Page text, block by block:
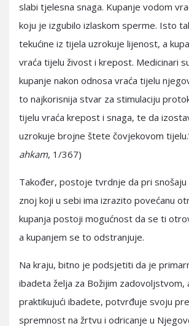
slabi tjelesna snaga. Kupanje vodom
koju je izgubilo izlaskom sperme. Isto
tekućine iz tijela uzrokuje lijenost, a
vraća tijelu živost i krepost. Medicinari
kupanje nakon odnosa vraća tijelu
to najkorisnija stvar za stimulaciju
tijelu vraća krepost i snaga, te da
uzrokuje brojne štete čovjekovom
ahkam, 1/367)
Također, postoje tvrdnje da pri snošaju
znoj koji u sebi ima izrazito povećanu
kupanja postoji mogućnost da se ti
a kupanjem se to odstranjuje.
Na kraju, bitno je podsjetiti da je
ibadeta želja za Božijim zadovoljstvom,
praktikujući ibadete, potvrđuje svoju
spremnost na žrtvu i odricanje u